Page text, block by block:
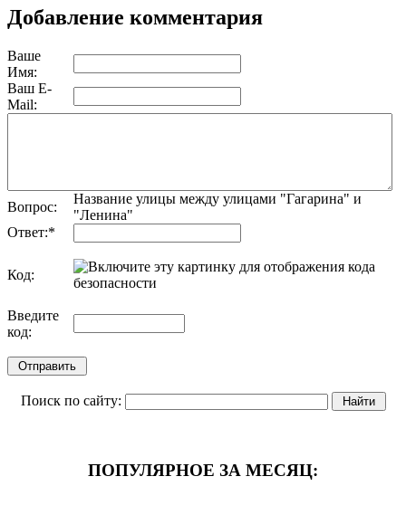
Добавление комментария
Ваше
Имя:
Ваш E-
Mail:
Вопрос:
Название улицы между улицами "Гагарина" и
"Ленина"
Ответ:*
Код:
Введите
код:
Поиск по сайту:
ПОПУЛЯРНОЕ ЗА МЕСЯЦ: